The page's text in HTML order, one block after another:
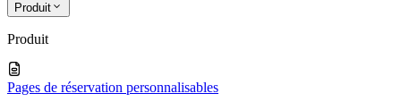
Produit
Produit
Pages de réservation personnalisables